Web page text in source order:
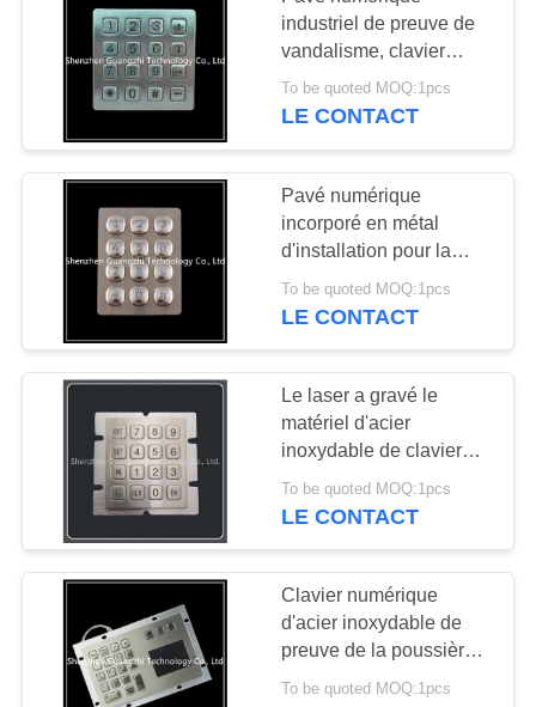
industriel de preuve de
vandalisme, clavier
d'acier inoxydable
To be quoted MOQ:1pcs
LE CONTACT
Pavé numérique
incorporé en métal
d'installation pour la
porte de sécurité de
banque
To be quoted MOQ:1pcs
LE CONTACT
Le laser a gravé le
matériel d'acier
inoxydable de clavier
numérique de 4x4 Matrix
pour l'équipement
To be quoted MOQ:1pcs
LE CONTACT
Clavier numérique
d'acier inoxydable de
preuve de la poussière
avec l'écran tactile,
To be quoted MOQ:1pcs